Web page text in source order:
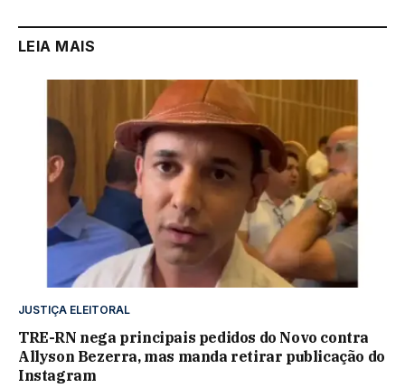
LEIA MAIS
JUSTIÇA ELEITORAL
TRE-RN nega principais pedidos do Novo contra
Allyson Bezerra, mas manda retirar publicação do
Instagram